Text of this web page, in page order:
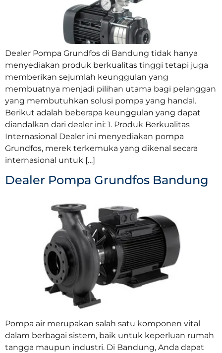
Dealer Pompa Grundfos di Bandung tidak hanya
menyediakan produk berkualitas tinggi tetapi juga
memberikan sejumlah keunggulan yang
membuatnya menjadi pilihan utama bagi pelanggan
yang membutuhkan solusi pompa yang handal.
Berikut adalah beberapa keunggulan yang dapat
diandalkan dari dealer ini: 1. Produk Berkualitas
Internasional Dealer ini menyediakan pompa
Grundfos, merek terkemuka yang dikenal secara
internasional untuk […]
Dealer Pompa Grundfos Bandung
Pompa air merupakan salah satu komponen vital
dalam berbagai sistem, baik untuk keperluan rumah
tangga maupun industri. Di Bandung, Anda dapat